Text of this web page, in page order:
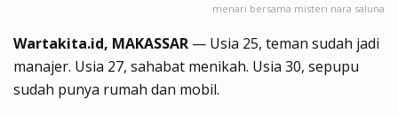
menari bersama misteri nara saluna
Wartakita.id, MAKASSAR — Usia 25, teman sudah jadi
manajer. Usia 27, sahabat menikah. Usia 30, sepupu
sudah punya rumah dan mobil.